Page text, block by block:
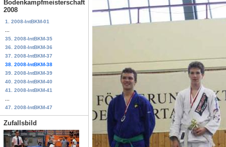
Bodenkampfmeisterschaft
2008
1. 2008-IntBKM-01
35. 2008-IntBKM-35
36. 2008-IntBKM-36
37. 2008-IntBKM-37
38. 2008-IntBKM-38
39. 2008-IntBKM-39
40. 2008-IntBKM-40
41. 2008-IntBKM-41
47. 2008-IntBKM-47
Zufallsbild